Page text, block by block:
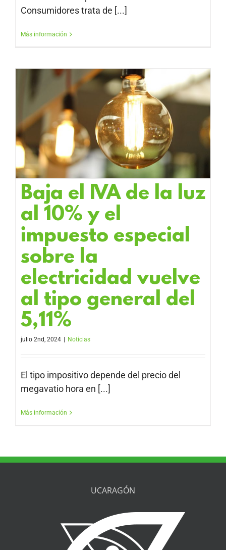
Consumidores trata de [...]
Más información
Baja el IVA de la luz
al 10% y el
impuesto especial
sobre la
electricidad vuelve
al tipo general del
5,11%
julio 2nd, 2024 Noticias
El tipo impositivo depende del precio del
megavatio hora en [...]
Más información
UCARAGÓN